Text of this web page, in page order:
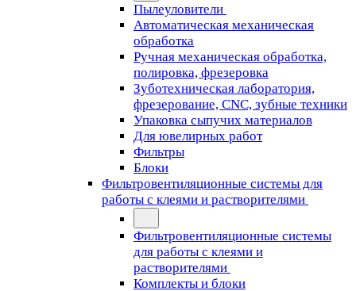
Пылеуловители
Автоматическая механическая
обработка
Ручная механическая обработка,
полировка, фрезеровка
Зуботехническая лаборатория,
фрезерование, CNC, зубные техники
Упаковка сыпучих материалов
Для ювелирных работ
Фильтры
Блоки
Фильтровентиляционные системы для
работы с клеями и растворителями
Фильтровентиляционные системы
для работы с клеями и
растворителями
Комплекты и блоки